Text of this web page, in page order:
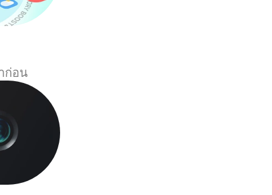
ก่อน